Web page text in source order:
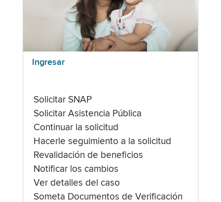
Ingresar
Solicitar SNAP
Solicitar Asistencia Pública
Continuar la solicitud
Hacerle seguimiento a la solicitud
Revalidación de beneficios
Notificar los cambios
Ver detalles del caso
Someta Documentos de Verificación